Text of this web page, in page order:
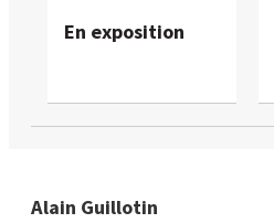
En exposition
Alain Guillotin